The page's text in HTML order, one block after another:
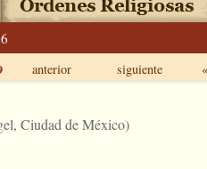
anterior siguiente «
Ciudad de México)